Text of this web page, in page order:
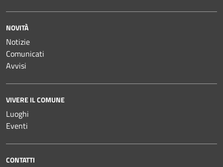
NOVITÀ
Notizie
Comunicati
Avvisi
VIVERE IL COMUNE
Luoghi
Eventi
CONTATTI